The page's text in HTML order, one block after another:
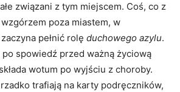
związani z tym miejscem. Coś, co z
poza miastem, w
pełnić rolę duchowego azylu.
spowiedź przed ważną życiową
wotum po wyjściu z choroby.
trafiają na karty podręczników,